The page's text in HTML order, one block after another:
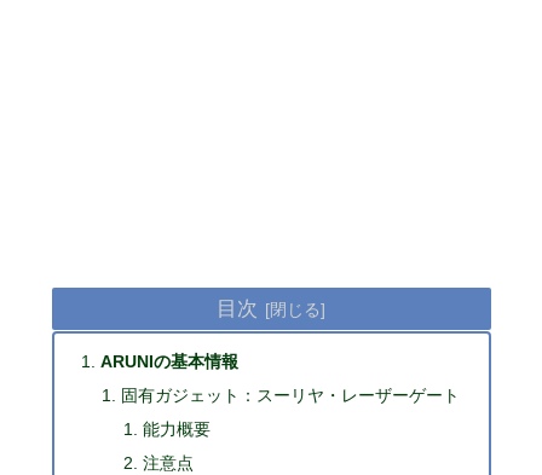
目次
ARUNIの基本情報
固有ガジェット：スーリヤ・レーザーゲート
能力概要
注意点